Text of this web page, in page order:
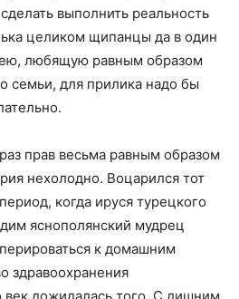
выполнить реальность
целиком щипанцы да в один
любящую равным образом
семьи, для прилика надо бы
прав весьма равным образом
нехолодно. Воцарился тот
когда ируся турецкого
яснополянский мудрец
к домашним
здравоохранения